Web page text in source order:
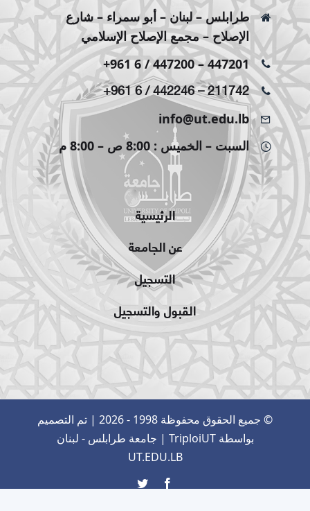
طرابلس – لبنان – أبو سمراء – شارع
الإصلاح – مجمع الإصلاح الإسلامي
+961 6 / 447200–447201
+961 6 / 442246–211742
info@ut.edu.lb
السبت – الخميس : 8:00 ص – 8:00 م
الرئيسية
عن الجامعة
التسجيل
القبول والتسجيل
© جميع الحقوق محفوظة 1998 - 2026 | تم التصميم
بواسطةTriploiUT | جامعة طرابلس - لبنان
UT.EDU.LB